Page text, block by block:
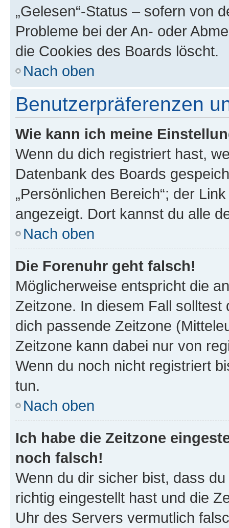
„Gelesen“-Status – sofern von
Probleme bei der An- oder
die Cookies des Boards löscht.
Nach oben
Benutzerpräferenzen
Wie kann ich meine
Wenn du dich registriert hast,
Datenbank des Boards
„Persönlichen Bereich“; der
angezeigt. Dort kannst du alle
Nach oben
Die Forenuhr geht falsch!
Möglicherweise entspricht die
Zeitzone. In diesem Fall solltest
dich passende Zeitzone
Zeitzone kann dabei nur von
Wenn du noch nicht registriert
tun.
Nach oben
Ich habe die Zeitzone
noch falsch!
Wenn du dir sicher bist, dass
richtig eingestellt hast und die
Uhr des Servers vermutlich